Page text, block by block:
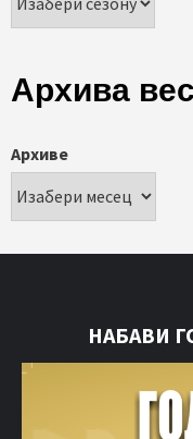
Архива
Архиве
НАБАВИ